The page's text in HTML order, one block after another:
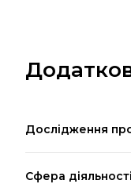
Дослідження
Сфера